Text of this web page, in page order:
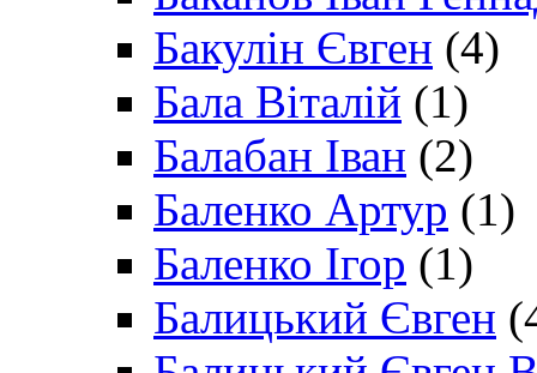
Бакулін Євген (4)
Бала Віталій (1)
Балабан Іван (2)
Баленко Артур (1)
Баленко Ігор (1)
Балицький Євген